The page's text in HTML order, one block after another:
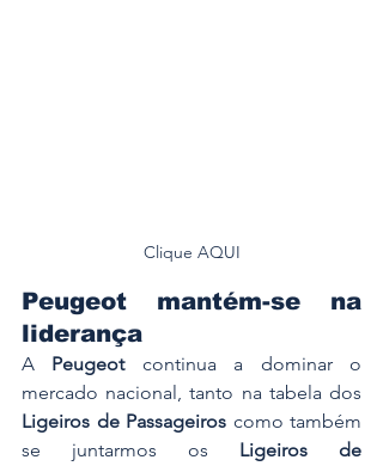
Clique AQUI
Peugeot mantém-se na
liderança
A Peugeot continua a dominar o
Ligeiros de Passageiros como também
se juntarmos os Ligeiros de